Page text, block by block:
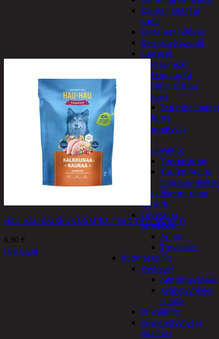
Kauhat, lastat ja
sudit
Kattaustarvikkeet
Kertakäyttöastiat
Lautaset
Lasit ja mukit
Leikkuulaudat
Padat ja kattilat
Tiskaus
Säilöntä
Kodin lämmitys ja
tuuletus
Ilmanvaihto
Suodattimet
Tuulettimet ja
Kaasulämmittimet
Patterit
Tulisijat ja
tarvikkeet
Arinat
Tarvikkeet
Kodintekstiilit
Pyyhkeet
Keittiöpyyhkeet
Kylpypyyhkeet
ja takit
Pöytäliinat
Sisustustyynyt ja
päälliset
HAU HAU KALKKUNA-KAURA 1,5KG TÄYSRAVINTO
6,90 €
Lue Lisää